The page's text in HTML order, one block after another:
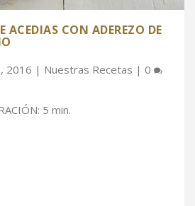
ACEDIAS CON ADEREZO DE
2016 | Nuestras Recetas | 0
5 min.